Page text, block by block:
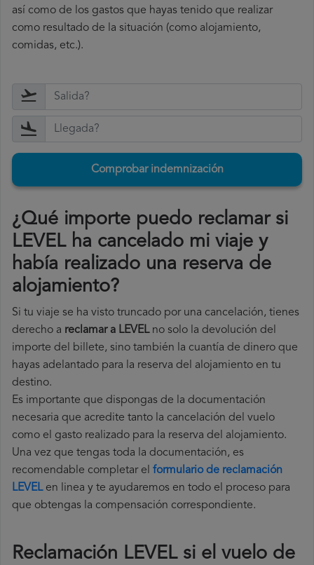
así como de los gastos que hayas tenido que realizar
como resultado de la situación (como alojamiento,
comidas, etc.).
Comprobar indemnización
¿Qué importe puedo reclamar si
LEVEL ha cancelado mi viaje y
había realizado una reserva de
alojamiento?
Si tu viaje se ha visto truncado por una cancelación, tienes
derecho a reclamar a LEVELno solo la devolución del
importe del billete, sino también la cuantía de dinero que
hayas adelantado para la reserva del alojamiento en tu
destino.
Es importante que dispongas de la documentación
necesaria que acredite tanto la cancelación del vuelo
como el gasto realizado para la reserva del alojamiento.
Una vez que tengas toda la documentación, es
recomendable completar el formulario de reclamación
LEVELen linea y te ayudaremos en todo el proceso para
que obtengas la compensación correspondiente.
Reclamación LEVEL si el vuelo de